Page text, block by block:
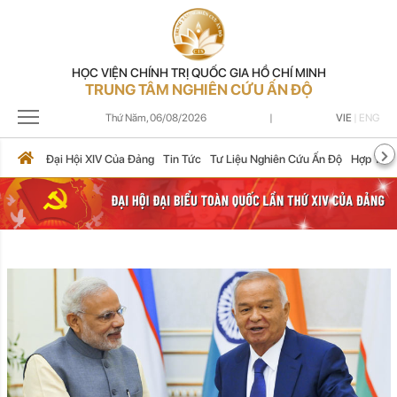
HỌC VIỆN CHÍNH TRỊ QUỐC GIA HỒ CHÍ MINH
TRUNG TÂM NGHIÊN CỨU ẤN ĐỘ
Thứ Năm,06/08/2026 | VIE ENG
Đại Hội XIV Của Đảng Tin Tức Tư Liệu Nghiên Cứu Ấn Độ Hợp Tác